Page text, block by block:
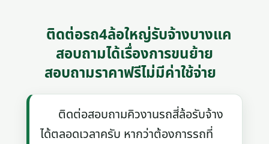
ติดต่อรถ4ล้อใหญ่รับจ้างบางแค
สอบถามได้เรื่องการขนย้าย
สอบถามราคาฟรีไม่มีค่าใช้จ่าย
ติดต่อสอบถามคิวงานรถสี่ล้อรับจ้าง
ได้ตลอดเวลาครับ หากว่าต้องการรถที่